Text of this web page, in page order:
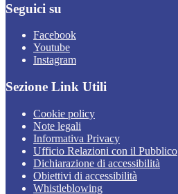
Seguici su
Facebook
Youtube
Instagram
Sezione Link Utili
Cookie policy
Note legali
Informativa Privacy
Ufficio Relazioni con il Pubblico
Dichiarazione di accessibilità
Obiettivi di accessibilità
Whistleblowing